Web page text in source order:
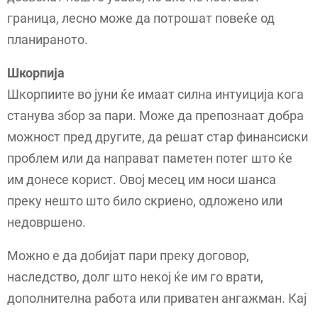
граница, лесно може да потрошат повеќе од
планираното.
Шкорпија
Шкорпиите во јуни ќе имаат силна интуиција кога
станува збор за пари. Може да препознаат добра
можност пред другите, да решат стар финансиски
проблем или да направат паметен потег што ќе
им донесе корист. Овој месец им носи шанса
преку нешто што било скриено, одложено или
недовршено.
Можно е да добијат пари преку договор,
наследство, долг што некој ќе им го врати,
дополнителна работа или приватен ангажман. Кај